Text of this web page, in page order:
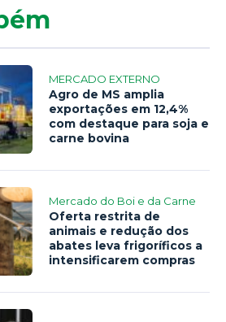
MERCADO EXTERNO
Agro de MS amplia
exportações em 12,4%
com destaque para soja e
carne bovina
Mercado do Boi e da Carne
Oferta restrita de
animais e redução dos
abates leva frigoríficos a
intensificarem compras